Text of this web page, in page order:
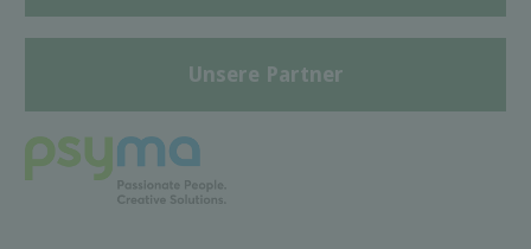
Unsere Partner